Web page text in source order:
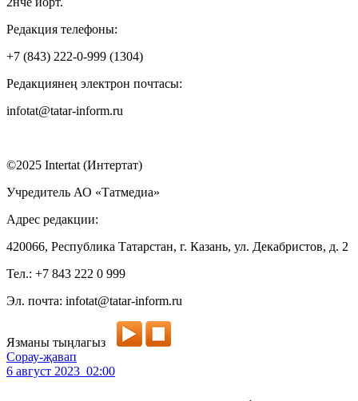
Редакция телефоны:
+7 (843) 222-0-999 (1304)
Редакциянең электрон почтасы:
infotat@tatar-inform.ru
©2025 Intertat (Интертат)
Учредитель АО «Татмедиа»
Адрес редакции:
420066, Республика Татарстан, г. Казань, ул. Декабристов, д. 2
Тел.: +7 843 222 0 999
Эл. почта: infotat@tatar-inform.ru
Язманы тыңлагыз
Сорау-җавап
6 август 2023 02:00